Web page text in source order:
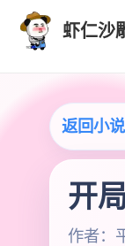
虾仁沙
返回小
开
作者：